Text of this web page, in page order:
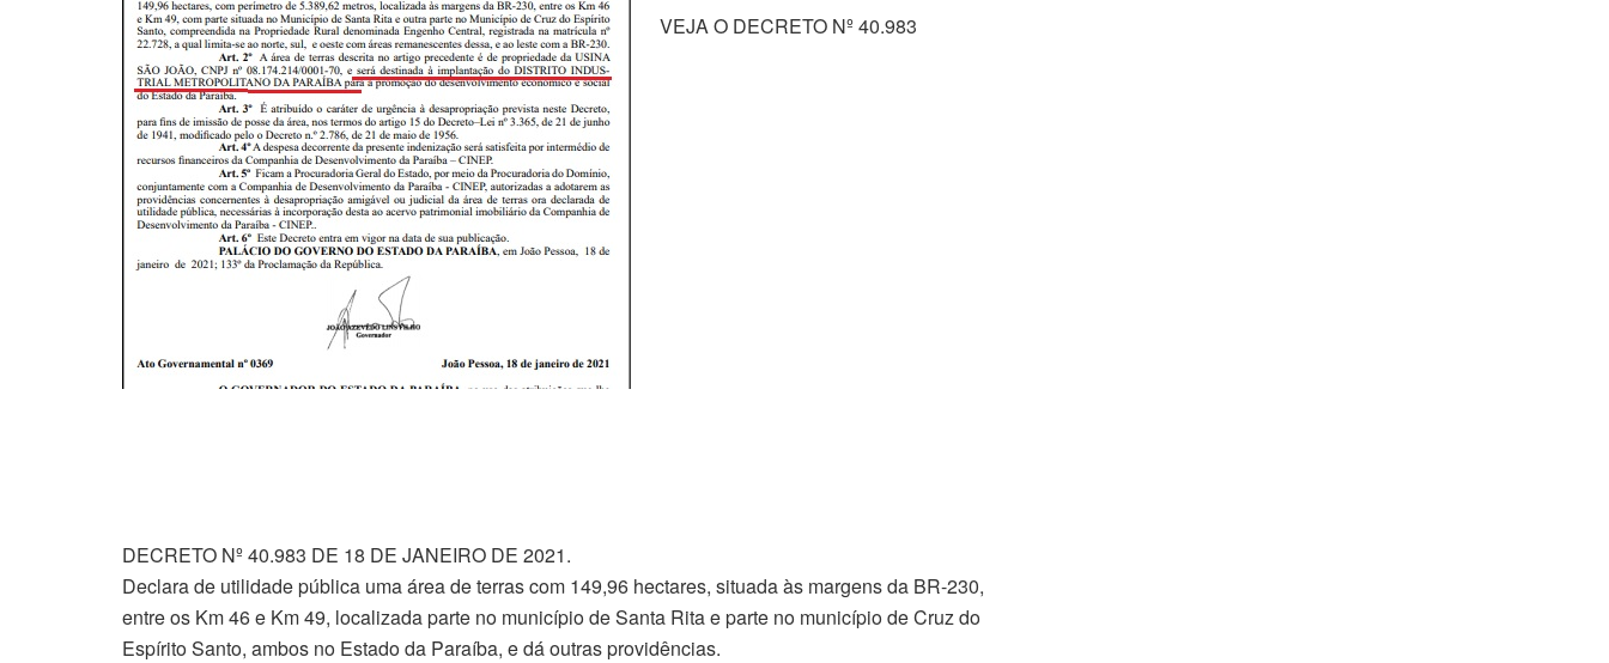
VEJA O DECRETO Nº 40.983
DECRETO Nº 40.983 DE 18 DE JANEIRO DE 2021.
Declara de utilidade pública uma área de terras com 149,96 hectares, situada às margens da BR-230,
entre os Km 46 e Km 49, localizada parte no município de Santa Rita e parte no município de Cruz do
Espírito Santo, ambos no Estado da Paraíba, e dá outras providências.